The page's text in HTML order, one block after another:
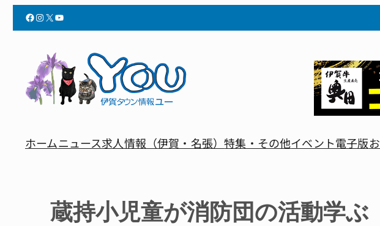
Facebook InstagramX YouTube
ホームニュース求人情報（伊賀・名張）特集・その他イベント電子版
蔵持小児童が消防団の活動学